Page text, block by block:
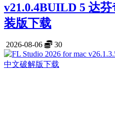
v21.0.4BUILD 5 达
装版下载
2026-08-06 30